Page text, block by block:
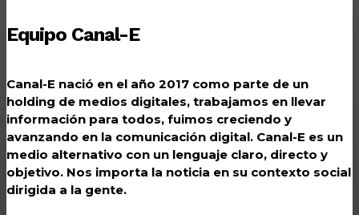
Equipo Canal-E
Canal-E nació en el año 2017 como parte de un
holding de medios digitales, trabajamos en llevar
información para todos, fuimos creciendo y
avanzando en la comunicación digital. Canal-E es un
medio alternativo con un lenguaje claro, directo y
objetivo. Nos importa la noticia en su contexto social
dirigida a la gente.